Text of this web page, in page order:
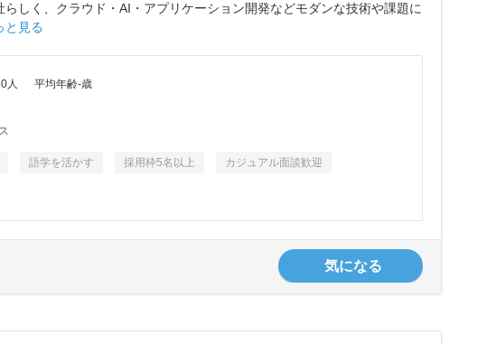
しく、クラウド・AI・アプリケーション開発などモダンな技術や課題に
と見る
人 平均年齢-歳
語学を活かす 採用枠5名以上 カジュアル面談歓迎
気になる